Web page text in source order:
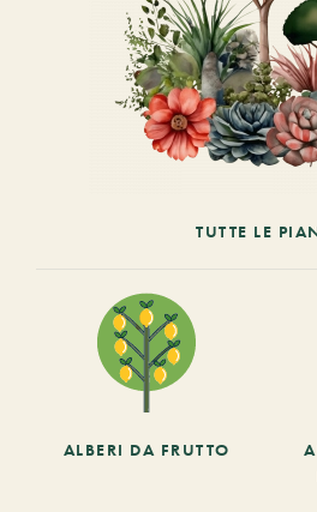
TUTTE LE
ALBERI DA FRUTTO